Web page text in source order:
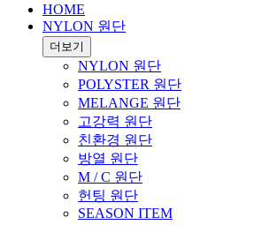
HOME
NYLON 원단
더보기
NYLON 원단
POLYSTER 원단
MELANGE 원단
고강력 원단
친환경 원단
방열 원단
M / C 원단
헌팅 원단
SEASON ITEM